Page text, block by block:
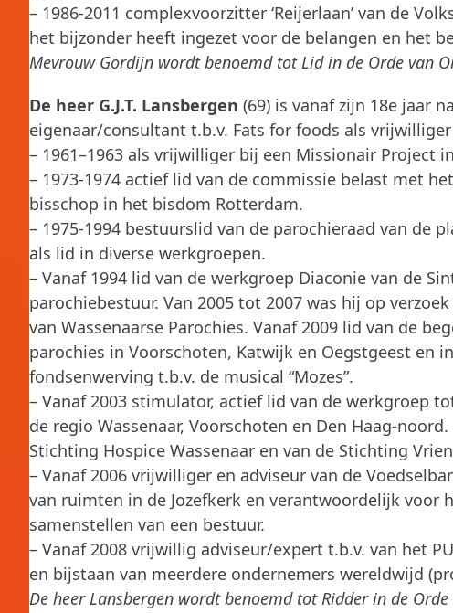
– 1986-2011 complexvoorzitter ‘Reijerlaan’ van de
het bijzonder heeft ingezet voor de belangen en het
Mevrouw Gordijn wordt benoemd tot Lid in de Orde van
De heer G.J.T. Lansbergen (69) is vanaf zijn 18e jaar
eigenaar/consultant t.b.v. Fats for foods als
– 1961–1963 als vrijwilliger bij een Missionair Project
– 1973-1974 actief lid van de commissie belast met
bisschop in het bisdom Rotterdam.
– 1975-1994 bestuurslid van de parochieraad van de
als lid in diverse werkgroepen.
– Vanaf 1994 lid van de werkgroep Diaconie van de
parochiebestuur. Van 2005 tot 2007 was hij op
van Wassenaarse Parochies. Vanaf 2009 lid van de
parochies in Voorschoten, Katwijk en Oegstgeest en
fondsenwerving t.b.v. de musical “Mozes”.
– Vanaf 2003 stimulator, actief lid van de werkgroep
de regio Wassenaar, Voorschoten en Den Haag-
Stichting Hospice Wassenaar en van de Stichting
– Vanaf 2006 vrijwilliger en adviseur van de
van ruimten in de Jozefkerk en verantwoordelijk voor
samenstellen van een bestuur.
– Vanaf 2008 vrijwillig adviseur/expert t.b.v. van het
en bijstaan van meerdere ondernemers wereldwijd
De heer Lansbergen wordt benoemd tot Ridder in de